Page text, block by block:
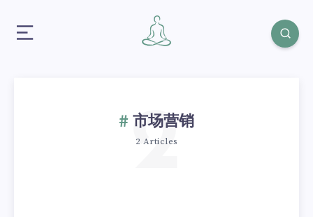
市场营销
2 Articles
2